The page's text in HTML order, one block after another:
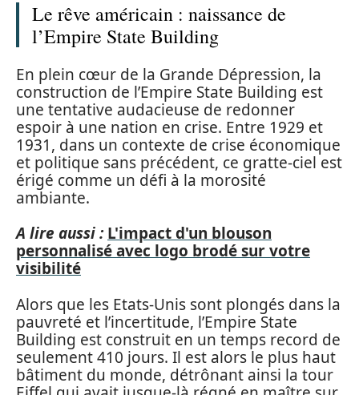
Le rêve américain : naissance de
l’Empire State Building
En plein cœur de la Grande Dépression, la
construction de l’Empire State Building est
une tentative audacieuse de redonner
espoir à une nation en crise. Entre 1929 et
1931, dans un contexte de crise économique
et politique sans précédent, ce gratte-ciel est
érigé comme un défi à la morosité
ambiante.
A lire aussi : L'impact d'un blouson
personnalisé avec logo brodé sur votre
visibilité
Alors que les Etats-Unis sont plongés dans la
pauvreté et l’incertitude, l’Empire State
Building est construit en un temps record de
seulement 410 jours. Il est alors le plus haut
bâtiment du monde, détrônant ainsi la tour